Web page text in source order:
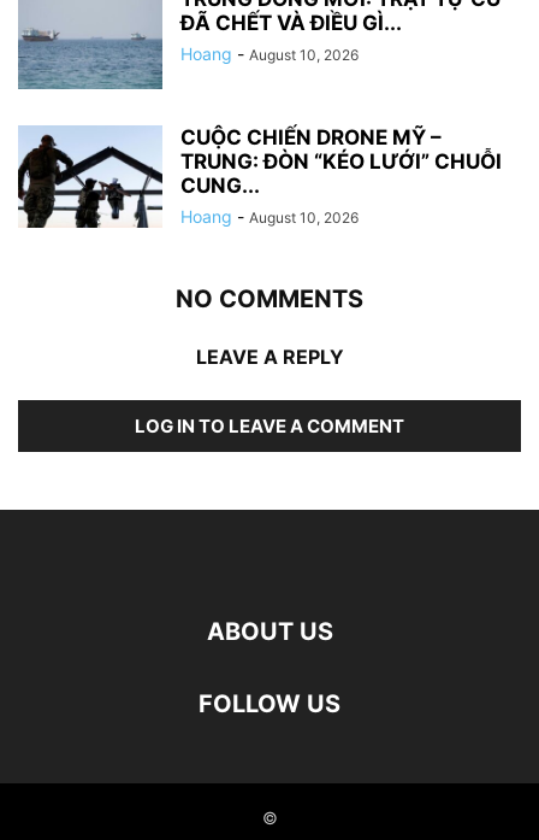
ĐÃ CHẾT VÀ ĐIỀU GÌ...
Hoang - August 10, 2026
CUỘC CHIẾN DRONE MỸ –
TRUNG: ĐÒN “KÉO LƯỚI” CHUỖI
CUNG...
Hoang - August 10, 2026
NO COMMENTS
LEAVE A REPLY
LOG IN TO LEAVE A COMMENT
ABOUT US
FOLLOW US
©